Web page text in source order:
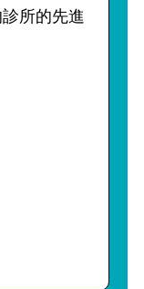
所的先進